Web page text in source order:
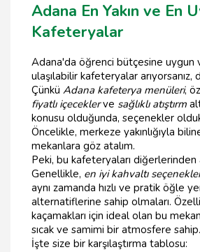
Adana En Yakın ve En
Kafeteryalar
Adana'da öğrenci bütçesine uygun
ulaşılabilir kafeteryalar arıyorsanız,
Çünkü Adana kafeterya menüleri,
fiyatlı içeceklerve sağlıklı atıştırm
konusu olduğunda, seçenekler
Öncelikle, merkeze yakınlığıyla
mekanlara göz atalım.
Peki, bu kafeteryaları diğerlerinden
Genellikle, en iyi kahvaltı
aynı zamanda hızlı ve pratik öğle
alternatiflerine sahip olmaları.
kaçamakları için ideal olan bu
sıcak ve samimi bir atmosfere sahip.
İşte size bir karşılaştırma tablosu: